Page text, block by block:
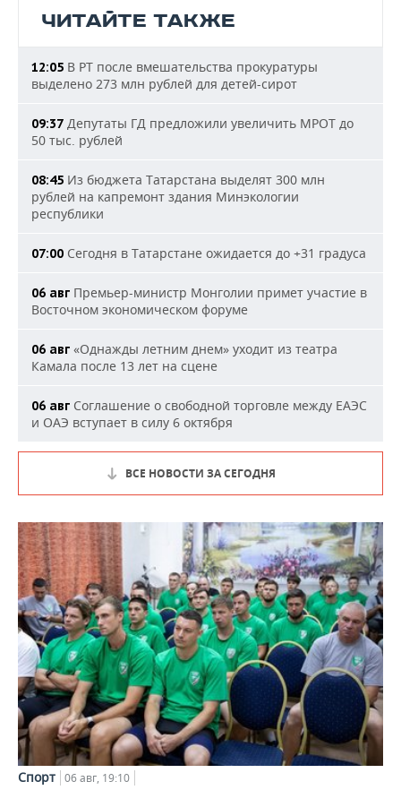
ЧИТАЙТЕ ТАКЖЕ
12:05 В РТ после вмешательства прокуратуры
выделено 273 млн рублей для детей-сирот
09:37 Депутаты ГД предложили увеличить МРОТ до
50 тыс. рублей
08:45 Из бюджета Татарстана выделят 300 млн
рублей на капремонт здания Минэкологии
республики
07:00 Сегодня в Татарстане ожидается до +31 градуса
06 авг Премьер-министр Монголии примет участие в
Восточном экономическом форуме
06 авг «Однажды летним днем» уходит из театра
Камала после 13 лет на сцене
06 авг Соглашение о свободной торговле между ЕАЭС
и ОАЭ вступает в силу 6 октября
ВСЕ НОВОСТИ ЗА СЕГОДНЯ
Спорт 06 авг, 19:10